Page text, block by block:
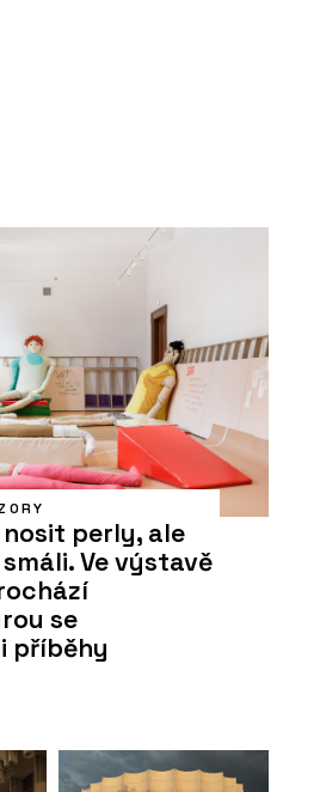
nosit perly, ale
Ve výstavě
se
příběhy